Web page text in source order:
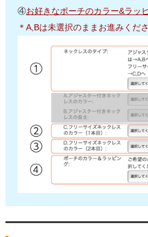
④お好きなポーチのカラー&ラッ
＊A,Bは未選択のままお進みくださ